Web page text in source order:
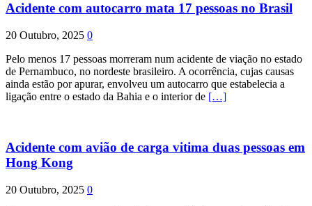
Acidente com autocarro mata 17 pessoas no Brasil
20 Outubro, 2025 0
Pelo menos 17 pessoas morreram num acidente de viação no estado
de Pernambuco, no nordeste brasileiro. A ocorrência, cujas causas
ainda estão por apurar, envolveu um autocarro que estabelecia a
ligação entre o estado da Bahia e o interior de […]
Acidente com avião de carga vitima duas pessoas em
Hong Kong
20 Outubro, 2025 0